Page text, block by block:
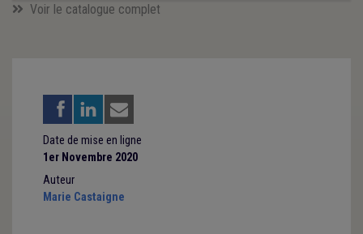
Voir le catalogue complet
Date de mise en ligne
1er Novembre 2020
Auteur
Marie Castaigne